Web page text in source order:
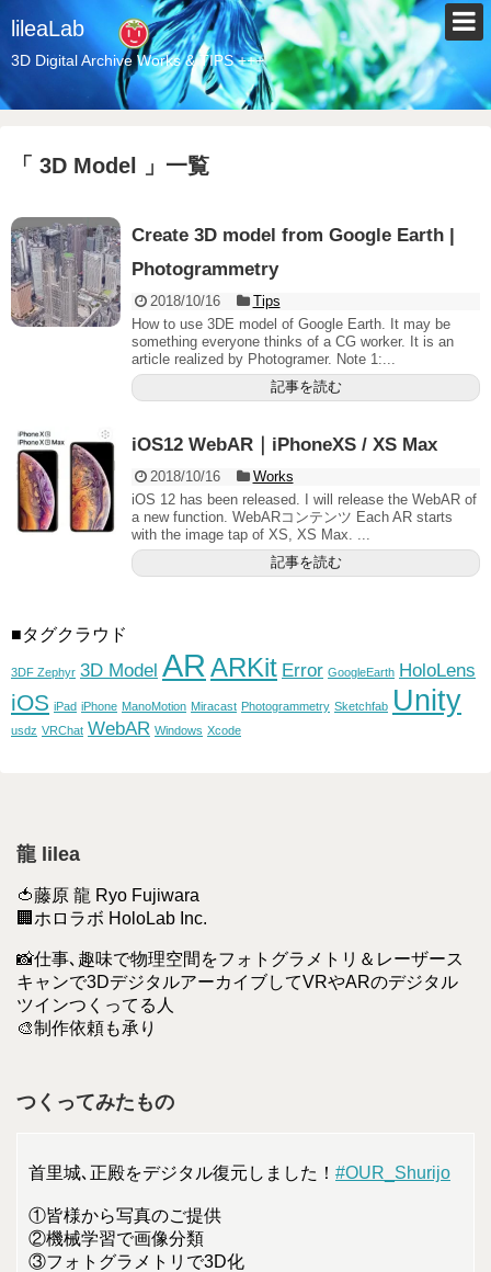
lileaLab
3D Digital Archive Works & TIPS +++
「 3D Model 」一覧
Create 3D model from Google Earth |
Photogrammetry
2018/10/16
Tips
How to use 3DE model of Google Earth. It may be
something everyone thinks of a CG worker. It is an
article realized by Photogramer. Note 1:...
記事を読む
iOS12 WebAR｜iPhoneXS / XS Max
2018/10/16
Works
iOS 12 has been released. I will release the WebAR of
a new function. WebARコンテンツ Each AR starts
with the image tap of XS, XS Max. ...
記事を読む
■タグクラウド
3DF Zephyr 3D Model AR ARKit Error GoogleEarth HoloLens
iOS iPad iPhone ManoMotion Miracast Photogrammetry Sketchfab Unity
usdz VRChat WebAR Windows Xcode
龍 lilea
🍅藤原 龍 Ryo Fujiwara
🏢ホロラボ HoloLab Inc.
📸仕事､趣味で物理空間をフォトグラメトリ＆レーザース
キャンで3DデジタルアーカイブしてVRやARのデジタル
ツインつくってる人
🎨制作依頼も承り
つくってみたもの
首里城､正殿をデジタル復元しました！ #OUR_Shurijo
①皆様から写真のご提供
②機械学習で画像分類
③フォトグラメトリで3D化